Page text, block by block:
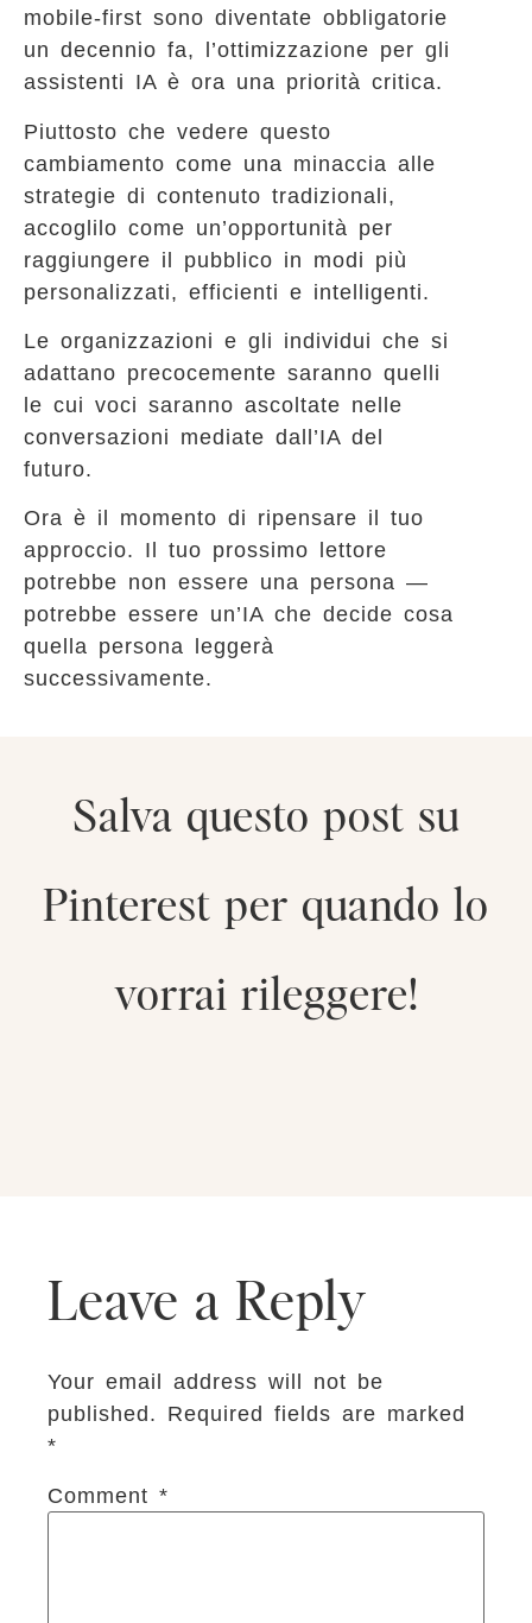
mobile-first sono diventate obbligatorie
un decennio fa, l’ottimizzazione per gli
assistenti IA è ora una priorità critica.
Piuttosto che vedere questo
cambiamento come una minaccia alle
strategie di contenuto tradizionali,
accoglilo come un’opportunità per
raggiungere il pubblico in modi più
personalizzati, efficienti e intelligenti.
Le organizzazioni e gli individui che si
adattano precocemente saranno quelli
le cui voci saranno ascoltate nelle
conversazioni mediate dall’IA del
futuro.
Ora è il momento di ripensare il tuo
approccio. Il tuo prossimo lettore
potrebbe non essere una persona —
potrebbe essere un’IA che decide cosa
quella persona leggerà
successivamente.
Salva questo post su
Pinterest per quando lo
vorrai rileggere!
Leave a Reply
Your email address will not be
published. Required fields are marked
*
Comment *